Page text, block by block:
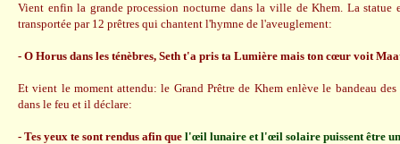
Vient enfin la grande procession nocturne dans la ville de Khem. La statue
transportée par 12 prêtres qui chantent l'hymne de l'aveuglement:
- O Horus dans les ténèbres, Seth t'a pris ta Lumière mais ton cœur voit
Et vient le moment attendu: le Grand Prêtre de Khem enlève le bandeau
dans le feu et il déclare:
- Tes yeux te sont rendus afin que l'œil lunaire et l'œil solaire puissent être